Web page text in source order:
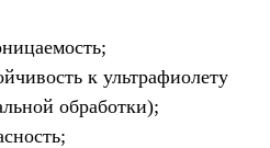
к ультрафиолету
обработки);